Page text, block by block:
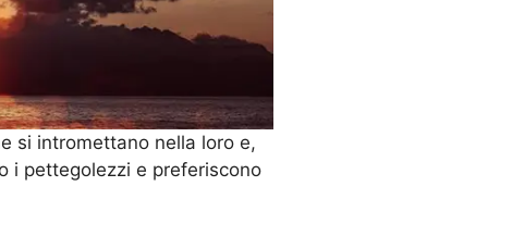
si intromettano nella loro e,
i pettegolezzi e preferiscono